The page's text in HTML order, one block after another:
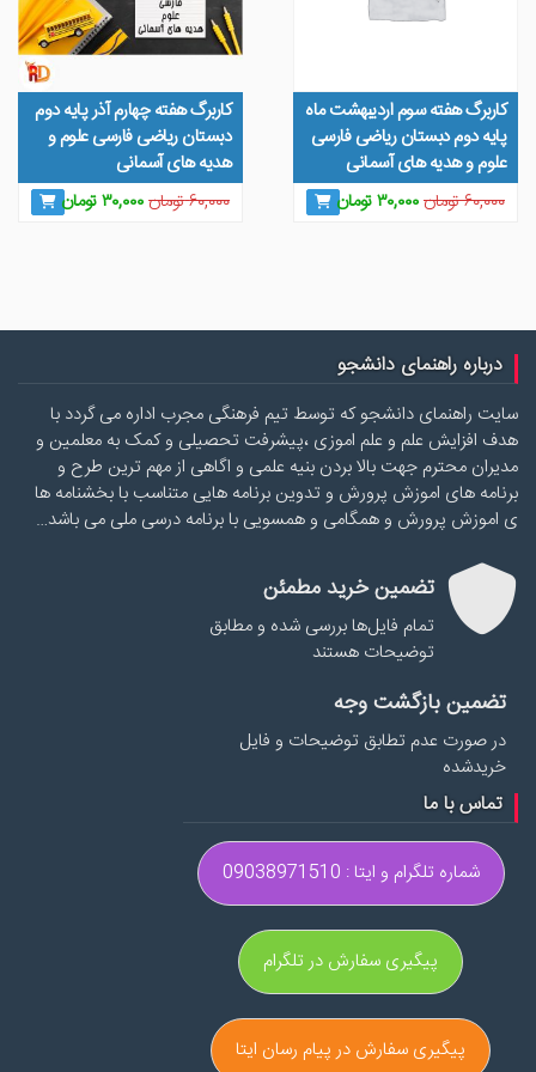
کاربرگ هفته سوم اردیبهشت ماه
پایه دوم دبستان ریاضی فارسی
علوم و هدیه های آسمانی
۶۰,۰۰۰تومانقیمت
۳۰,۰۰۰تومان قیمت
کاربرگ هفته چهارم آذر پایه دوم
دبستان ریاضی فارسی علوم و
هدیه های آسمانی
۶۰,۰۰۰تومانقیمت
۳۰,۰۰۰تومانقیمت
درباره راهنمای دانشجو
سایت راهنمای دانشجو که توسط تیم فرهنگی مجرب اداره می گردد با
هدف افزایش علم و علم اموزی ،پیشرفت تحصیلی و کمک به معلمین و
مدیران محترم جهت بالا بردن بنیه علمی و اگاهی از مهم ترین طرح و
برنامه های اموزش پرورش و تدوین برنامه هایی متناسب با بخشنامه ها
ی اموزش پرورش و همگامی و همسویی با برنامه درسی ملی می باشد…
تضمین خرید مطمئن
تمام فایل‌ها بررسی شده و مطابق
توضیحات هستند
تضمین بازگشت وجه
در صورت عدم تطابق توضیحات و فایل
خریدشده
تماس با ما
شماره تلگرام و ایتا : 09038971510
پیگیری سفارش در تلگرام
پیگیری سفارش در پیام رسان ایتا